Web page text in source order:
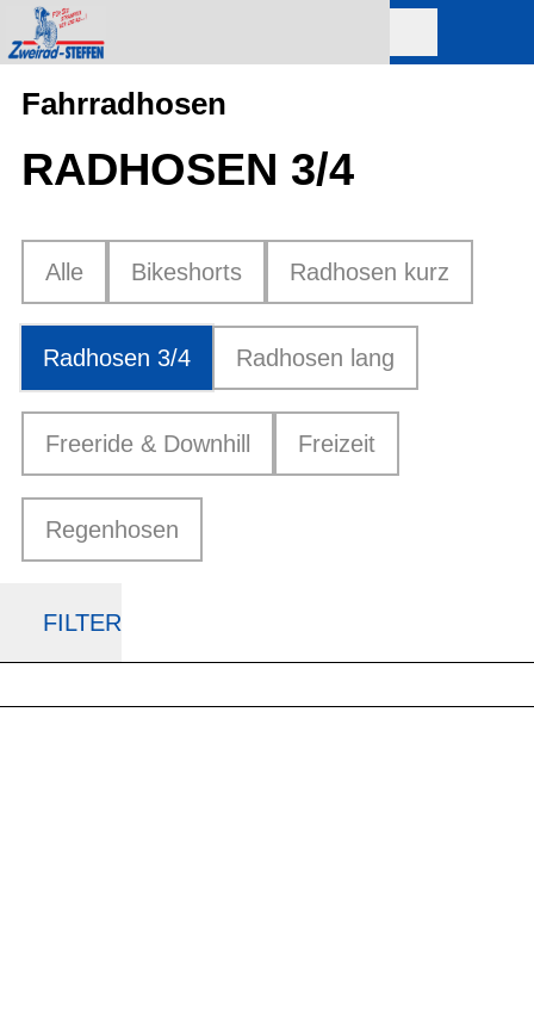
Fahrradhosen
RADHOSEN 3/4
Alle Bikeshorts Radhosen kurz
Radhosen 3/4 Radhosen lang
Freeride & Downhill Freizeit
Regenhosen
FILTER